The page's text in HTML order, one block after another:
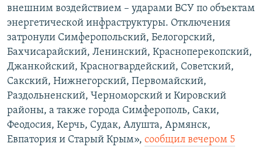
внешним воздействием – ударами ВСУ по объектам
энергетической инфраструктуры. Отключения
затронули Симферопольский, Белогорский,
Бахчисарайский, Ленинский, Красноперекопский,
Джанкойский, Красногвардейский, Советский,
Сакский, Нижнегорский, Первомайский,
Раздольненский, Черноморский и Кировский
районы, а также города Симферополь, Саки,
Феодосия, Керчь, Судак, Алушта, Армянск,
Евпатория и Старый Крым», сообщил вечером 5